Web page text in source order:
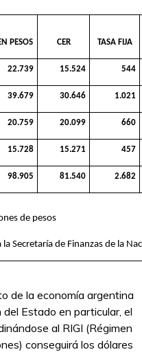
PESOS CER TASA FIJA
22.739 15.524 544
39.679 30.646 1.021
20.759 20.099 660
15.728 15.271 457
98.905 81.540 2.682
de pesos
Secretaría de Finanzas de la
de la economía argentina
Estado en particular, el
al RIGI (Régimen
conseguirá los dólares